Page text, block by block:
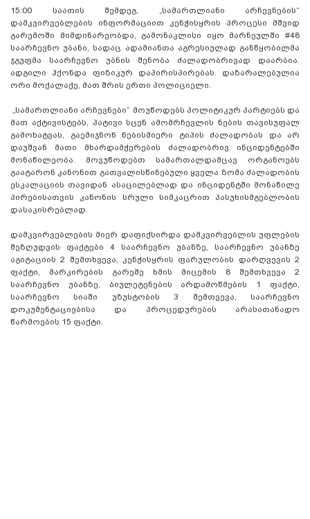
15:00 საათის შემდეგ, „სამართლიანი არჩევნების“
დამკვირვებლების ინფორმაციით კენჭისყრის პროცესი მშვიდ
გარემოში მიმდინარეობდა, გამონაკლისი იყო მარნეულში #48
საარჩევნო უბანი, სადაც ადამიანთა აგრესიულად განწყობილმა
ჯგუფმა საარჩევნო უბნის შენობა ძალადობრივად დაარბია.
ადგილი ჰქონდა ფიზიკურ დაპირისპირებას. დაზარალებულია
ორი მოქალაქე, მათ შრის ერთი პოლიციელი.
„სამართლიანი არჩევნები“ მოუწოდებს პოლიტიკურ პარტიებს და
მათ აქტივისტებს, პატივი სცენ ამომრჩევლის ნების თავისუფალ
გამოხატვას, გაემიჯნონ ნებისმიერი ტიპის ძალადობას და არ
დაუშვან მათი მხარდამჭერების ძალადობრივ ინციდენტებში
მონაწილეობა. მოვუწოდებთ სამართალდამცავ ორგანოებს
გაატარონ კანონით გათვალისწინებული ყველა ზომა ძალადობის
ესკალაციის თავიდან ასაცილებლად და ინციდენტში მონაწილე
პირებისათვის კანონის სრული სიმკაცრით პასუხისმგებლობის
დასაკისრებლად.
დამკვირვებლების მიერ დაფიქსირდა დამკვირვებლის უფლების
შეზღუდვის ფაქტები 4 საარჩევნო უბანზე, საარჩევნო უბანზე
აგიტაციის 2 შემთხვევა, კენჭისყრის ფარულობის დარღვევის 2
ფაქტი, მარკირების გარეშე ხმის მიცემის 8 შემთხვევა 2
საარჩევნო უბანზე, ბიულეტენების არდამოწმების 1 ფაქტი,
საარჩევნო სიაში უზუსტობის 3 შემთვევა, საარჩევნო
დოკუმენტაციებისა და პროცედურების არასათანადო
წარმოების 15 ფაქტი.